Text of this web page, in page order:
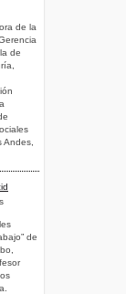
de la
de
Andes,
de